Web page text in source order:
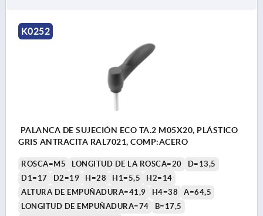
K0252
PALANCA DE SUJECIÓN ECO TA.2 M05X20, PLÁSTICO
GRIS ANTRACITA RAL7021, COMP:ACERO
ROSCA=M5 LONGITUD DE LA ROSCA=20
D=13,5
D1=17
D2=19 H=28 H1=5,5
H2=14
ALTURA DE EMPUÑADURA=41,9
H4=38
A=64,5
LONGITUD DE EMPUÑADURA=74
B=17,5